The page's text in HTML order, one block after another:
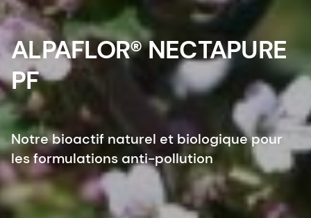
ALPAFLOR® NECTAPURE
PF
Notre bioactif naturel et biologique pour
les formulations anti-pollution